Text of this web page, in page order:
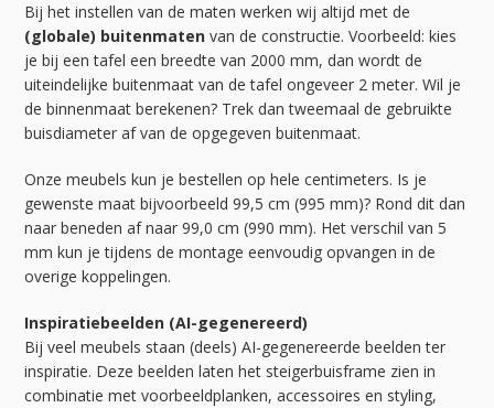
Bij het instellen van de maten werken wij altijd met de
(globale) buitenmaten van de constructie. Voorbeeld: kies
je bij een tafel een breedte van 2000 mm, dan wordt de
uiteindelijke buitenmaat van de tafel ongeveer 2 meter. Wil je
de binnenmaat berekenen? Trek dan tweemaal de gebruikte
buisdiameter af van de opgegeven buitenmaat.
Onze meubels kun je bestellen op hele centimeters. Is je
gewenste maat bijvoorbeeld 99,5 cm (995 mm)? Rond dit dan
naar beneden af naar 99,0 cm (990 mm). Het verschil van 5
mm kun je tijdens de montage eenvoudig opvangen in de
overige koppelingen.
Inspiratiebeelden (AI-gegenereerd)
Bij veel meubels staan (deels) AI-gegenereerde beelden ter
inspiratie. Deze beelden laten het steigerbuisframe zien in
combinatie met voorbeeldplanken, accessoires en styling,